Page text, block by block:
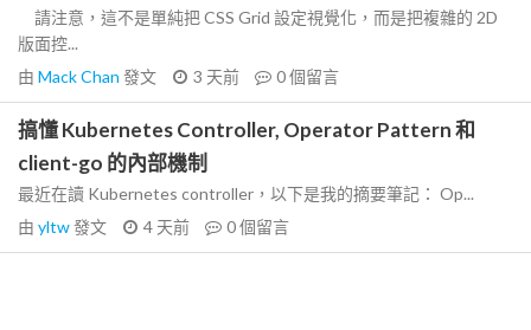
請注意，這不是單純把 CSS Grid 設定視覺化，而是把複雜的 2D
版面控...
由 Mack Chan 發文 3 天前 0個留言
搞懂 Kubernetes Controller, Operator Pattern 和
client-go 的內部機制
最近在讀 Kubernetes controller，以下是我的摘要筆記： Op...
由 yltw發文 4 天前 0個留言